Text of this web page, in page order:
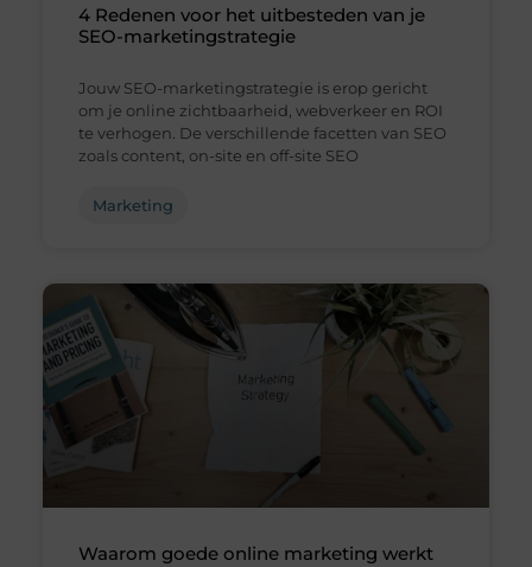
4 Redenen voor het uitbesteden van je
SEO-marketingstrategie
Jouw SEO-marketingstrategie is erop gericht
om je online zichtbaarheid, webverkeer en ROI
te verhogen. De verschillende facetten van SEO
zoals content, on-site en off-site SEO
Marketing
Waarom goede online marketing werkt